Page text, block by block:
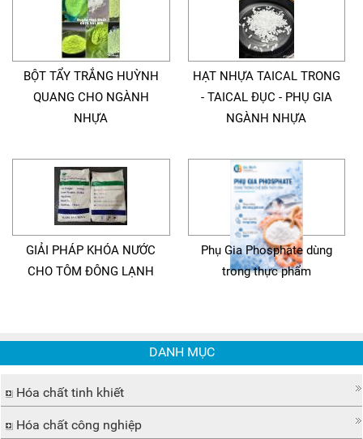
BỘT TẨY TRẮNG HUỲNH
QUANG CHO NGÀNH
NHỰA
HẠT NHỰA TAICAL TRONG
- TAICAL ĐỤC - PHỤ GIA
NGÀNH NHỰA
GIẢI PHÁP KHÓA NƯỚC
CHO TÔM ĐÔNG LẠNH
Phụ Gia Phosphate dùng
trong thực phẩm
DANH MỤC
Hóa chất tinh khiết
Hóa chất công nghiệp